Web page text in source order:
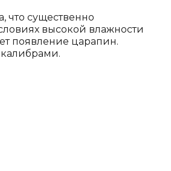
что существенно
высокой влажности
появление царапин.